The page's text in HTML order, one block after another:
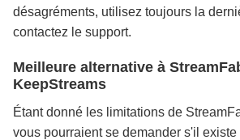
désagréments, utilisez toujours la
contactez le support.
Meilleure alternative à
KeepStreams
Étant donné les limitations de
vous pourraient se demander s'il existe